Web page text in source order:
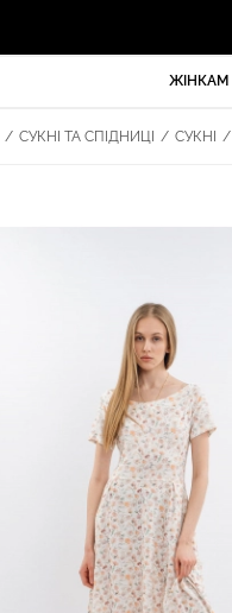
ЖІНКАМ
/ СУКНІ ТА СПІДНИЦІ / СУКНІ /